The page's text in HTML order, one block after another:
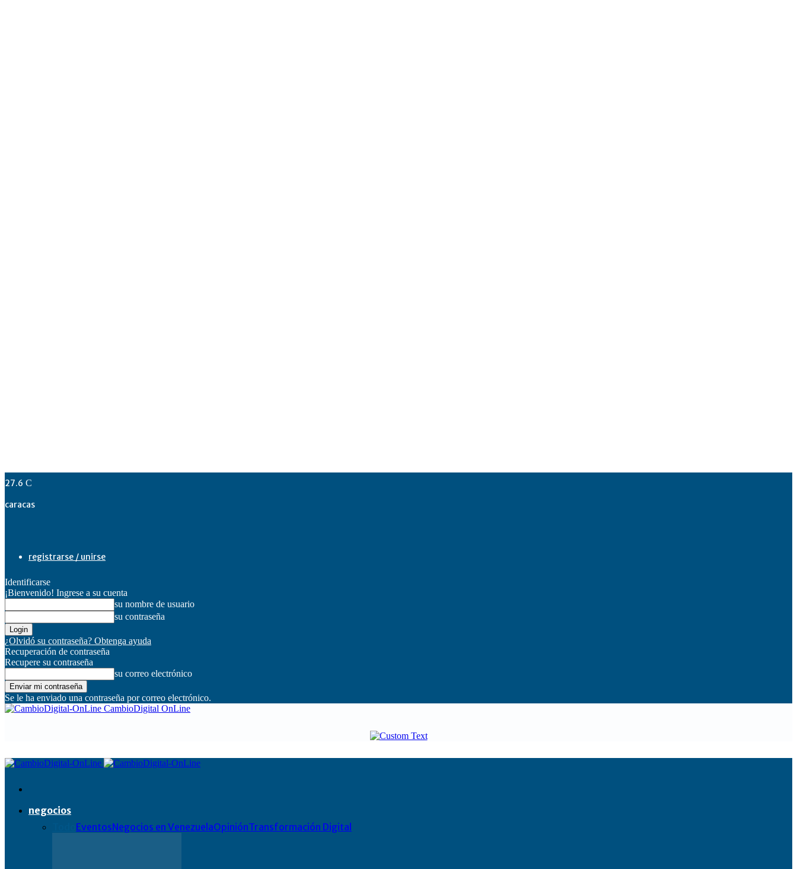
27.6 C
caracas
registrarse / unirse
Identificarse
¡Bienvenido! Ingrese a su cuenta
su nombre de usuario
su contraseña
¿Olvidó su contraseña? Obtenga ayuda
Recuperación de contraseña
Recupere su contraseña
su correo electrónico
Se le ha enviado una contraseña por correo electrónico.
CambioDigital OnLine
negocios
EventosNegocios en VenezuelaOpiniónTransformación Digital